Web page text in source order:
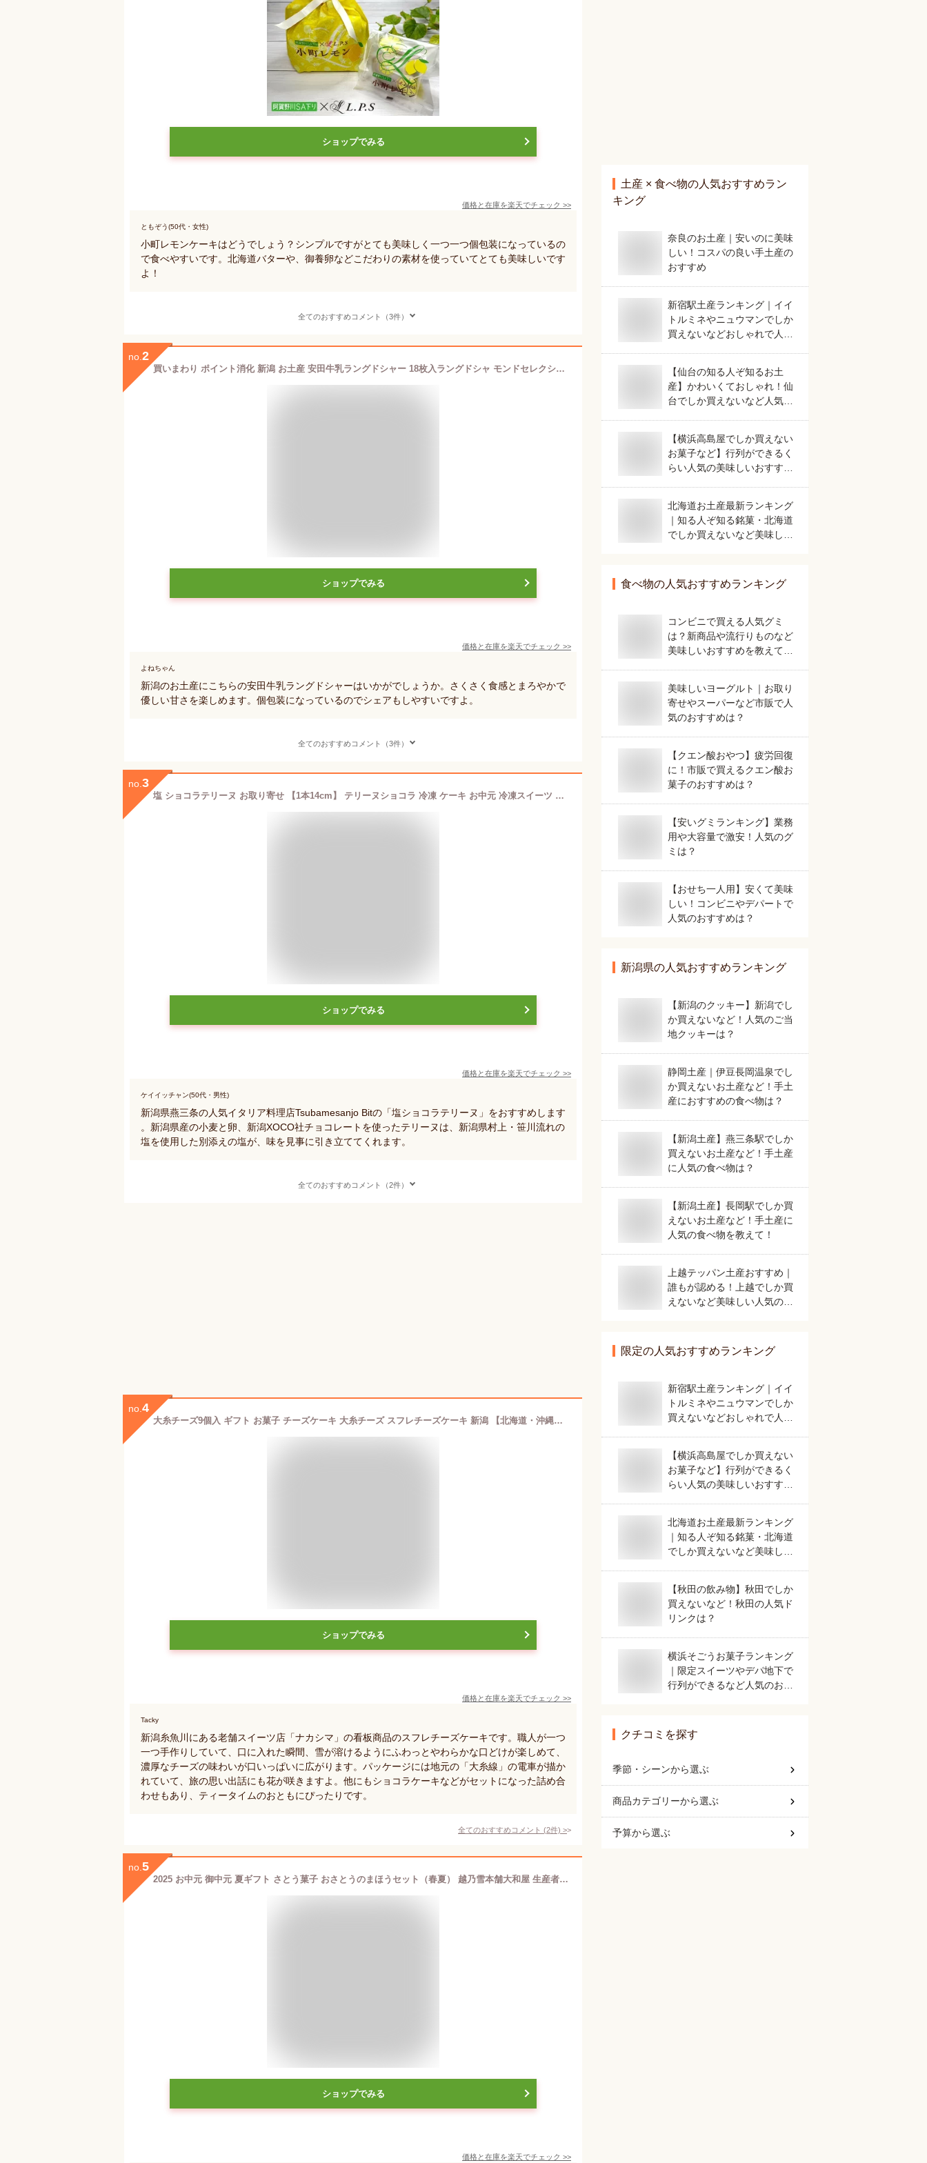
ショップでみる
価格と在庫を楽天でチェック >>
ともぞう(50代・女性)
小町レモンケーキはどうでしょう？シンプルですがとても美味しく一つ一つ個包装になっているの
で食べやすいです。北海道バターや、御養卵などこだわりの素材を使っていてとても美味しいです
よ！
全てのおすすめコメント（3件）
no. 2
買いまわり ポイント消化 新潟 お土産 安田牛乳ラングドシャー 18枚入ラングドシャ モンドセレクション 金賞 インターナショナルハイクォリティー賞 受賞
ショップでみる
価格と在庫を楽天でチェック >>
よねちゃん
新潟のお土産にこちらの安田牛乳ラングドシャーはいかがでしょうか。さくさく食感とまろやかで
優しい甘さを楽しめます。個包装になっているのでシェアもしやすいですよ。
全てのおすすめコメント（3件）
no. 3
塩 ショコラテリーヌ お取り寄せ 【1本14cm】 テリーヌショコラ 冷凍 ケーキ お中元 冷凍スイーツ ギフト 大人 チョコテリーヌ お土産 チョコレートケーキ 美味しいケーキ プレゼント テリーヌ ショコラ 冷凍テリーヌ チョコスイーツ ワインに合うお菓子 お中元スィーツ
ショップでみる
価格と在庫を楽天でチェック >>
ケイイッチャン(50代・男性)
新潟県燕三条の人気イタリア料理店Tsubamesanjo Bitの「塩ショコラテリーヌ」をおすすめします
。新潟県産の小麦と卵、新潟XOCO社チョコレートを使ったテリーヌは、新潟県村上・笹川流れの
塩を使用した別添えの塩が、味を見事に引き立ててくれます。
全てのおすすめコメント（2件）
no. 4
大糸チーズ9個入 ギフト お菓子 チーズケーキ 大糸チーズ スフレチーズケーキ 新潟 【北海道・沖縄・離島への配送不可】 内祝 内祝い ナカシマ 078142400
ショップでみる
価格と在庫を楽天でチェック >>
Tacky
新潟糸魚川にある老舗スイーツ店「ナカシマ」の看板商品のスフレチーズケーキです。職人が一つ
一つ手作りしていて、口に入れた瞬間、雪が溶けるようにふわっとやわらかな口どけが楽しめて、
濃厚なチーズの味わいが口いっぱいに広がります。パッケージには地元の「大糸線」の電車が描か
れていて、旅の思い出話にも花が咲きますよ。他にもショコラケーキなどがセットになった詰め合
わせもあり、ティータイムのおともにぴったりです。
全てのおすすめコメント (2件) >
no. 5
2025 お中元 御中元 夏ギフト さとう菓子 おさとうのまほうセット（春夏） 越乃雪本舗大和屋 生産者直送 送料無料【新潟直送計画 長岡市 老舗和菓子店 詰め合わせ 干菓子】
ショップでみる
価格と在庫を楽天でチェック >>
土産 × 食べ物の人気おすすめラン
キング
奈良のお土産｜安いのに美味
しい！コスパの良い手土産の
おすすめ
新宿駅土産ランキング｜イイ
トルミネやニュウマンでしか
買えないなどおしゃれで人気
【仙台の知る人ぞ知るお土
産】かわいくておしゃれ！仙
台でしか買えないなど人気の
【横浜高島屋でしか買えない
お菓子など】行列ができるく
らい人気の美味しいおすすめ
北海道お土産最新ランキング
｜知る人ぞ知る銘菓・北海道
でしか買えないなど美味しい
食べ物の人気おすすめランキング
コンビニで買える人気グミ
は？新商品や流行りものなど
美味しいおすすめを教えてく
美味しいヨーグルト｜お取り
寄せやスーパーなど市販で人
気のおすすめは？
【クエン酸おやつ】疲労回復
に！市販で買えるクエン酸お
菓子のおすすめは？
【安いグミランキング】業務
用や大容量で激安！人気のグ
ミは？
【おせち一人用】安くて美味
しい！コンビニやデパートで
人気のおすすめは？
新潟県の人気おすすめランキング
【新潟のクッキー】新潟でし
か買えないなど！人気のご当
地クッキーは？
静岡土産｜伊豆長岡温泉でし
か買えないお土産など！手土
産におすすめの食べ物は？
【新潟土産】燕三条駅でしか
買えないお土産など！手土産
に人気の食べ物は？
【新潟土産】長岡駅でしか買
えないお土産など！手土産に
人気の食べ物を教えて！
上越テッパン土産おすすめ｜
誰もが認める！上越でしか買
えないなど美味しい人気のも
限定の人気おすすめランキング
新宿駅土産ランキング｜イイ
トルミネやニュウマンでしか
買えないなどおしゃれで人気
【横浜高島屋でしか買えない
お菓子など】行列ができるく
らい人気の美味しいおすすめ
北海道お土産最新ランキング
｜知る人ぞ知る銘菓・北海道
でしか買えないなど美味しい
【秋田の飲み物】秋田でしか
買えないなど！秋田の人気ド
リンクは？
横浜そごうお菓子ランキング
｜限定スイーツやデパ地下で
行列ができるなど人気のおす
クチコミを探す
季節・シーンから選ぶ
商品カテゴリーから選ぶ
予算から選ぶ